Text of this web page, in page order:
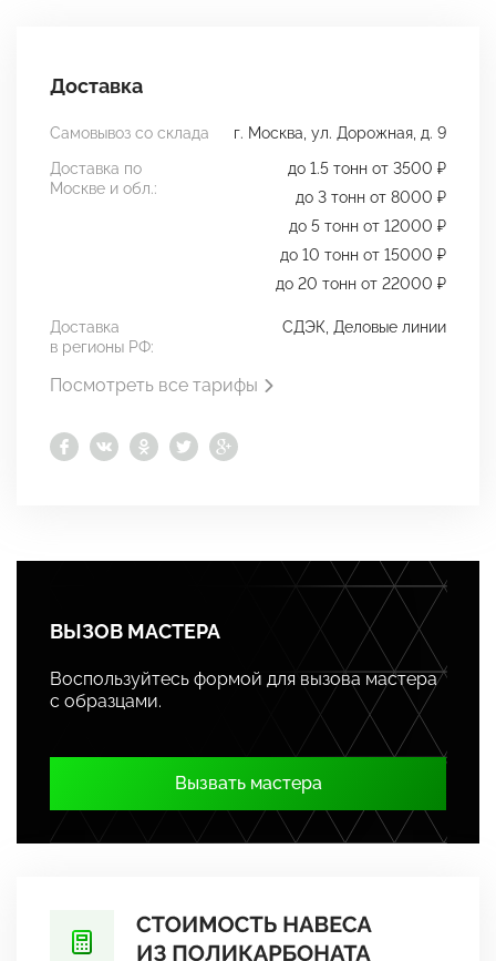
Доставка
Самовывоз со склада
г. Москва, ул. Дорожная, д. 9
Доставка по
Москве и обл.:
до 1.5 тонн от 3500 ₽
до 3 тонн от 8000 ₽
до 5 тонн от 12000 ₽
до 10 тонн от 15000 ₽
до 20 тонн от 22000 ₽
Доставка
в регионы РФ:
СДЭК, Деловые линии
Посмотреть все тарифы
ВЫЗОВ МАСТЕРА
Воспользуйтесь формой для вызова мастера
с образцами.
Вызвать мастера